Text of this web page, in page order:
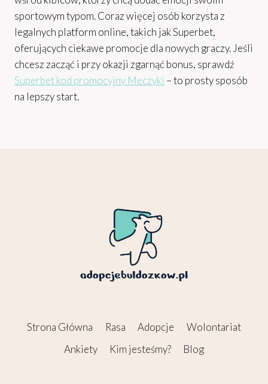
sportowym typom. Coraz więcej osób korzysta z
legalnych platform online, takich jak Superbet,
oferujących ciekawe promocje dla nowych graczy. Jeśli
chcesz zacząć i przy okazji zgarnąć bonus, sprawdź
Superbet kod promocyjny Meczyki – to prosty sposób
na lepszy start.
Strona Główna Rasa Adopcje
Wolontariat
Ankiety
Kim jesteśmy? Blog